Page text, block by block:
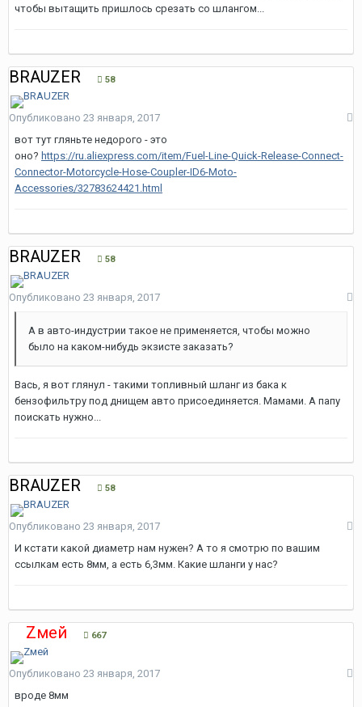
чтобы вытащить пришлось срезать со шлангом...
BRAUZER 58
Опубликовано 23 января, 2017
вот тут гляньте недорого - это
оно? https://ru.aliexpress.com/item/Fuel-Line-Quick-Release-Connect-
Connector-Motorcycle-Hose-Coupler-ID6-Moto-
Accessories/32783624421.html
BRAUZER 58
Опубликовано 23 января, 2017
А в авто-индустрии такое не применяется, чтобы можно
было на каком-нибудь экзисте заказать?
Вась, я вот глянул - такими топливный шланг из бака к
бензофильтру под днищем авто присоединяется. Мамами. А папу
поискать нужно...
BRAUZER 58
Опубликовано 23 января, 2017
И кстати какой диаметр нам нужен? А то я смотрю по вашим
ссылкам есть 8мм, а есть 6,3мм. Какие шланги у нас?
Zмей 667
Опубликовано 23 января, 2017
вроде 8мм